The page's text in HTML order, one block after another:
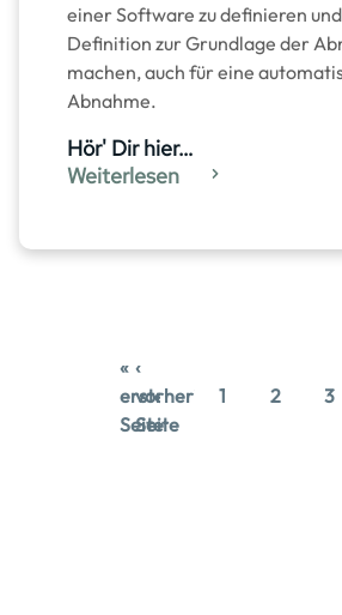
einer Software zu definieren
Definition zur Grundlage der
machen, auch für eine
Abnahme.
Hör' Dir hier…
Weiterlesen
«
erste
Seite
First
page
‹
vorherige
Seite
Prev
page
Page
1
Page
2 3